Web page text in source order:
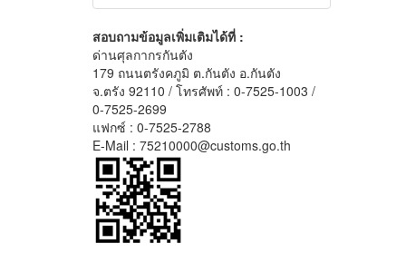
สอบถามข้อมูลเพิ่มเติมได้ที่ :
ด่านศุลกากรกันตัง
179 ถนนตรังคภูมิ ต.กันตัง อ.กันตัง
จ.ตรัง 92110 / โทรศัพท์ : 0-7525-1003 /
0-7525-2699
แฟกซ์ : 0-7525-2788
E-Mail : 75210000@customs.go.th